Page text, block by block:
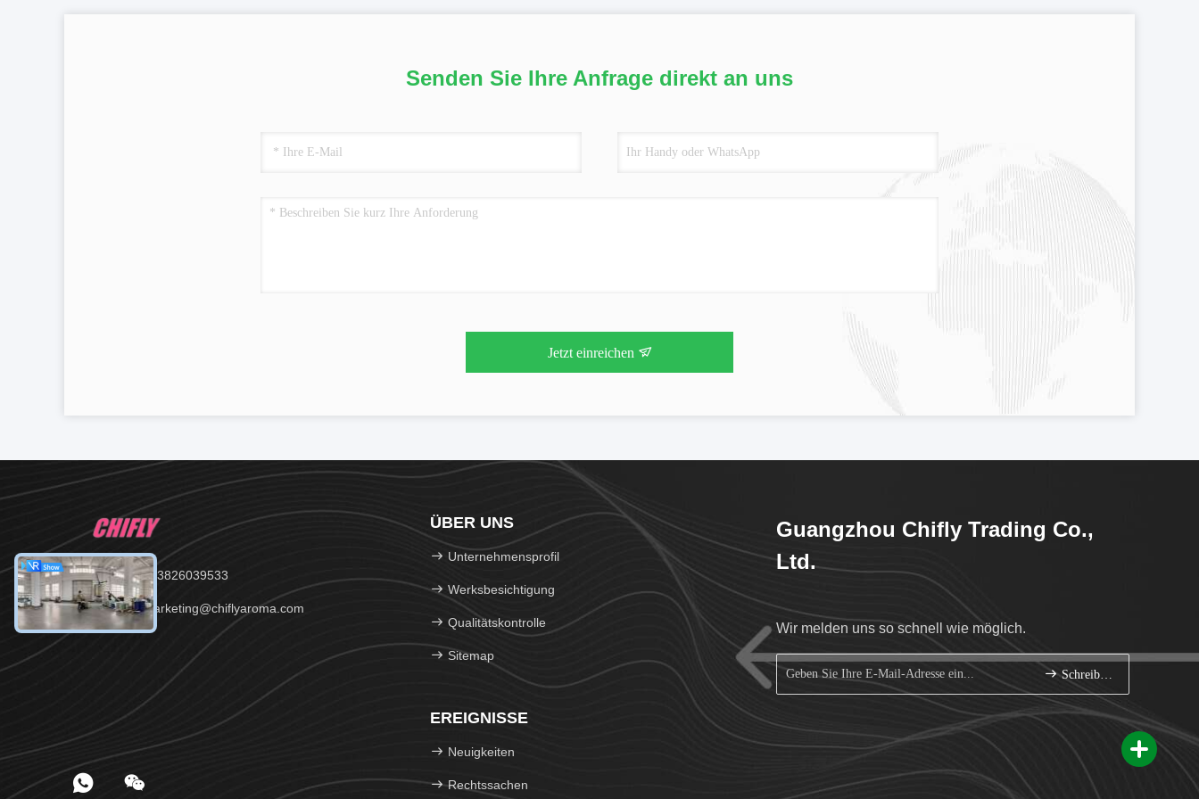
Senden Sie Ihre Anfrage direkt an uns
Jetzt einreichen
Tel.：86--13826039533
E-Mail：marketing@chiflyaroma.com
ÜBER UNS
Unternehmensprofil
Werksbesichtigung
Qualitätskontrolle
Sitemap
EREIGNISSE
Neuigkeiten
Rechtssachen
Guangzhou Chifly Trading Co.,
Ltd.
Wir melden uns so schnell wie möglich.
Schreiben Sie sich an.